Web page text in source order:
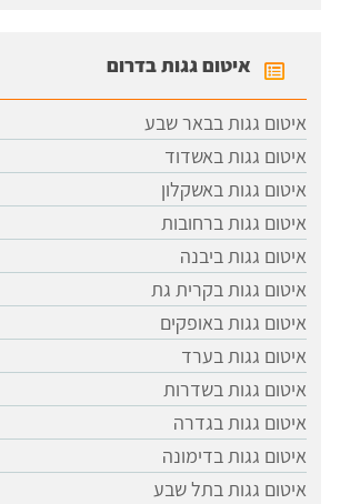
איטום גגות בדרום
איטום גגות בבאר שבע
איטום גגות באשדוד
איטום גגות באשקלון
איטום גגות ברחובות
איטום גגות ביבנה
איטום גגות בקרית גת
איטום גגות באופקים
איטום גגות בערד
איטום גגות בשדרות
איטום גגות בגדרה
איטום גגות בדימונה
איטום גגות בתל שבע